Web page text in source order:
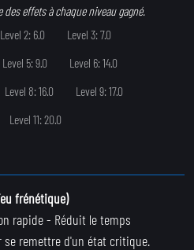
des effets à chaque niveau gagné.
Level 2: 6.0
Level 3: 7.0
Level 5: 9.0
Level 6: 14.0
Level 8: 16.0
Level 9: 17.0
Level 11: 20.0
frénétique)
rapide- Réduit le temps
se remettre d'un état critique.